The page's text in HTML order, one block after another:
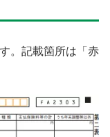
。記載箇所は「赤